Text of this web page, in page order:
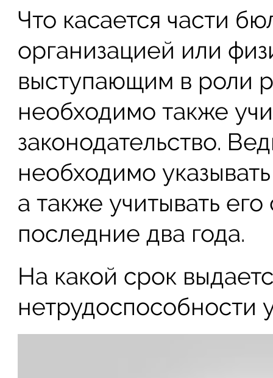
Что касается части
организацией или
выступающим в роли
необходимо также
законодательство.
необходимо
а также учитывать
последние два года.
На какой срок
нетрудоспособности